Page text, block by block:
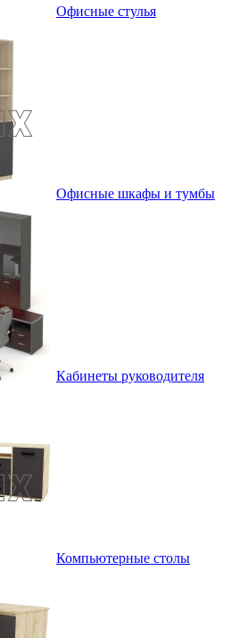
Офисные стулья
Офисные шкафы и тумбы
Кабинеты руководителя
Компьютерные столы